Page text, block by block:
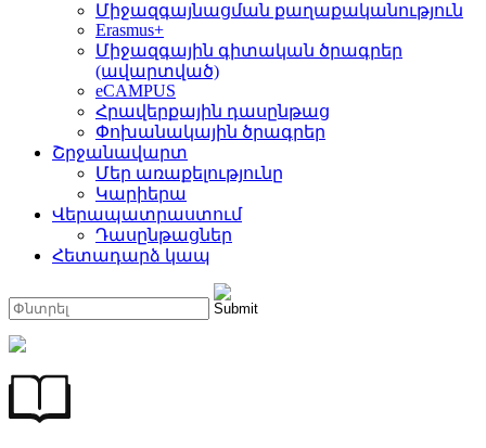
Միջազգայնացման քաղաքականություն
Erasmus+
Միջազգային գիտական ծրագրեր
(ավարտված)
eCAMPUS
Հրավերքային դասընթաց
Փոխանակային ծրագրեր
Շրջանավարտ
Մեր առաքելությունը
Կարիերա
Վերապատրաստում
Դասընթացներ
Հետադարձ կապ